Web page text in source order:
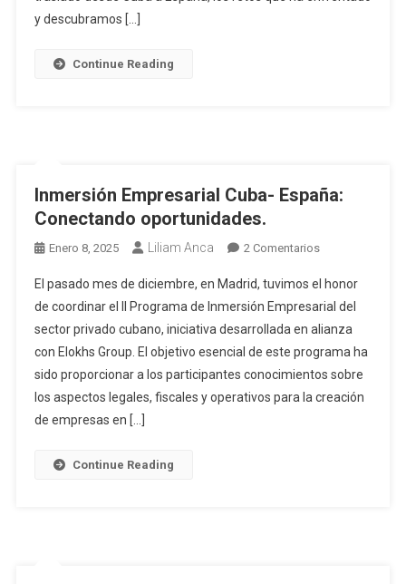
y descubramos […]
Continue Reading
Inmersión Empresarial Cuba- España:
Conectando oportunidades.
Enero 8, 2025 Liliam Anca 2 Comentarios
El pasado mes de diciembre, en Madrid, tuvimos el honor
de coordinar el II Programa de Inmersión Empresarial del
sector privado cubano, iniciativa desarrollada en alianza
con Elokhs Group. El objetivo esencial de este programa ha
sido proporcionar a los participantes conocimientos sobre
los aspectos legales, fiscales y operativos para la creación
de empresas en […]
Continue Reading